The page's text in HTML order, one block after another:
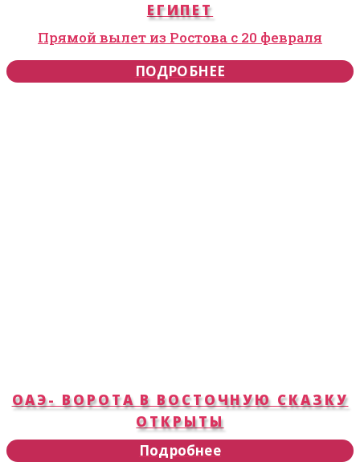
ЕГИПЕТ
Прямой вылет из Ростова с 20 февраля
ПОДРОБНЕЕ
ОАЭ- ВОРОТА В ВОСТОЧНУЮ СКАЗКУ
ОТКРЫТЫ
Подробнее